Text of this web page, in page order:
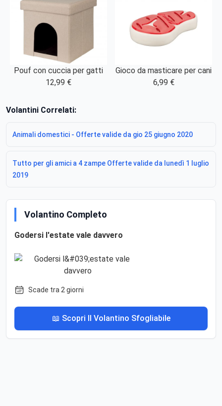
Pouf con cuccia per gatti
12,99 €
Gioco da masticare per cani
6,99 €
Volantini Correlati:
Animali domestici - Offerte valide da gio 25 giugno 2020
Tutto per gli amici a 4 zampe Offerte valide da lunedì 1 luglio
2019
Volantino Completo
Godersi l'estate vale davvero
Scade tra 2 giorni
📖 Scopri Il Volantino Sfogliabile